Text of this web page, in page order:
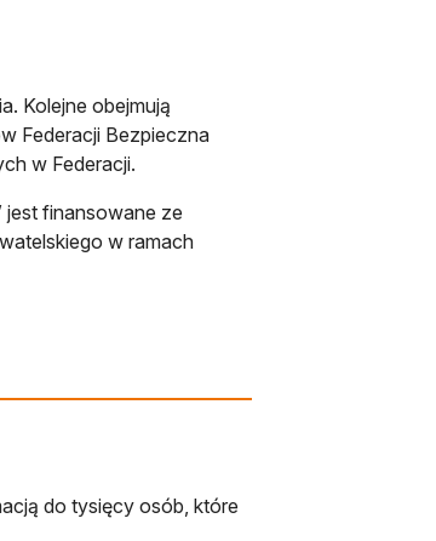
Kolejne obejmują
Federacji Bezpieczna
w Federacji.
jest finansowane ze
w ramach
do tysięcy osób, które